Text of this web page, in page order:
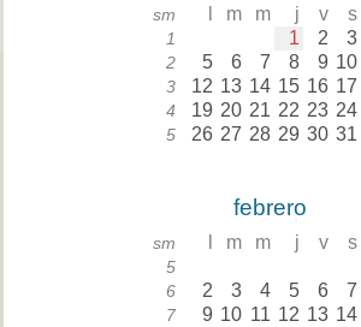
sm m m j v s
1 1 2 3
2 5 6 7 8 9 10
3 12 13 14 15 16 17
4 19 20 21 22 23 24
5 26 27 28 29 30 31
febrero
sm m m j v s
5
6 2 3 4 5 6 7
7 9 10 11 12 13 14